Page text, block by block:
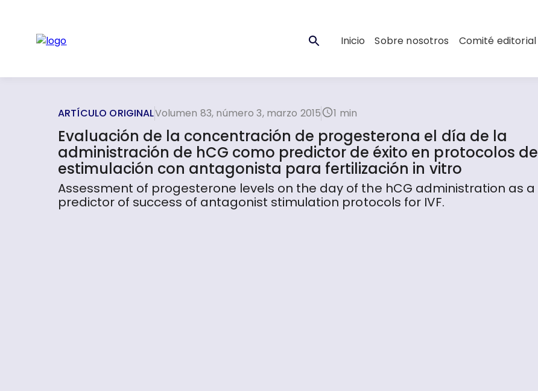
Inicio Sobre nosotros Comité editorial
ARTÍCULO ORIGINALVolumen 83, número 3, marzo 2015 1 min
Evaluación de la concentración de progesterona el día de la
administración de hCG como predictor de éxito en protocolos de
estimulación con antagonista para fertilización in vitro
Assessment of progesterone levels on the day of the hCG administration as a
predictor of success of antagonist stimulation protocols for IVF.